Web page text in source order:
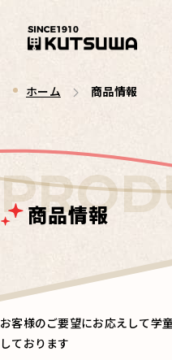
ホーム 商品情報
商品情報
お客様のご要望にお応えして学
しております